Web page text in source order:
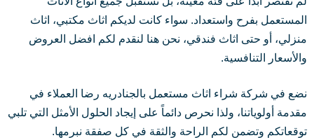
المستعمل بفرح واستعداد. سواء كانت لديكم اثاث مكتبي، اثاث
منزلي، أو حتى اثاث فندقي، نحن هنا لنقدم لكم افضل العروض
والأسعار التنافسية.
نضع في شركة شراء اثاث مستعمل بالجنادريه رضا العملاء في
مقدمة أولوياتنا، ولذا نحرص دائماً على إيجاد الحلول الأمثل التي تلبي
توقعاتكم وتضمن لكم الراحة والثقة في كل صفقة نبرمها.